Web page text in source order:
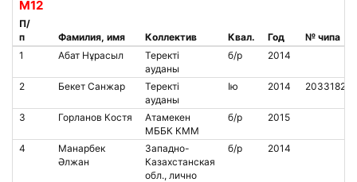
М12
П/
п
Фамилия, имя Коллектив Квал. Год
№ чипа
1
Абат Нұрасыл
Теректі
ауданы
б/р 2014
2 Бекет Санжар
Теректі
ауданы
Iю 2014 2033182
3 Горланов Костя
Атамекен
МББК КММ
б/р 2015
4
Манарбек
Әлжан
Западно-
Казахстанская
обл., лично
б/р 2014